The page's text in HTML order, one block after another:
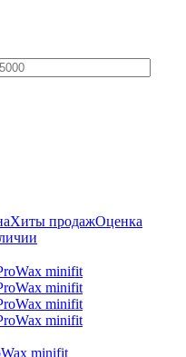
Хиты продажОценка
minifit